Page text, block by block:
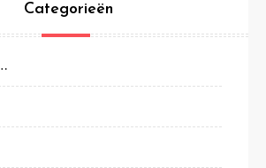
Categorieën